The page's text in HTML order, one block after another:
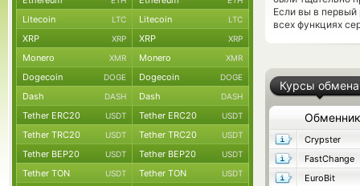
Если вы в первый
всех функциях
Курсы обмена
Обменник
Crypster
FastChange
EuroBit
Litecoin LTC Litecoin LTC
XRP XRP XRP XRP
Monero XMR Monero XMR
Dogecoin DOGE Dogecoin DOGE
Dash DASH Dash DASH
Tether ERC20 USDT Tether ERC20 USDT
Tether TRC20 USDT Tether TRC20 USDT
Tether BEP20 USDT Tether BEP20 USDT
Tether TON USDT Tether TON USDT